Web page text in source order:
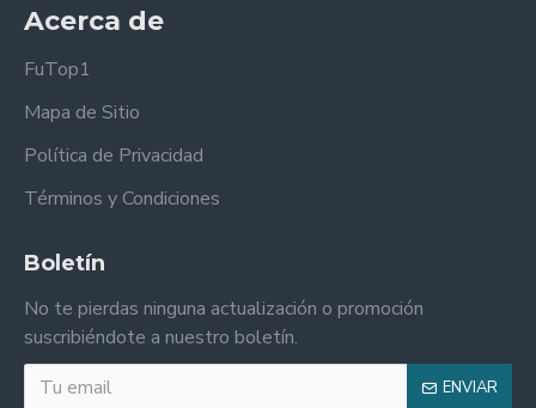
Acerca de
FuTop1
Mapa de Sitio
Política de Privacidad
Términos y Condiciones
Boletín
No te pierdas ninguna actualización o promoción
suscribiéndote a nuestro boletín.
ENVIAR